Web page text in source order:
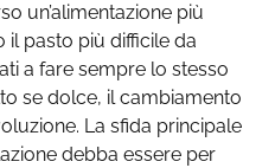
un’alimentazione più
il pasto più difficile da
a fare sempre lo stesso
se dolce, il cambiamento
La sfida principale
debba essere per